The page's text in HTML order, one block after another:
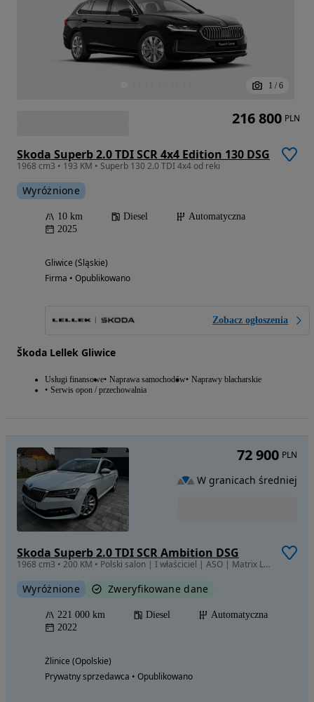
1 / 6
Skoda Superb 2.0 TDI SCR 4x4 Edition 130 DSG
1968 cm3 • 193 KM • Superb 130 2.0 TDI 4x4 od reki
Wyróżnione
10 km Diesel
Automatyczna
2025
Gliwice (Śląskie)
Firma • Opublikowano
Zobacz ogłoszenia
Škoda Lellek Gliwice
Usługi finansowe Naprawa samochodów Naprawy blacharskie
Serwis opon / przechowalnia
216 800 PLN
Skoda Superb 2.0 TDI SCR Ambition DSG
1968 cm3 • 200 KM • Polski salon | I właściciel | ASO | Matrix LED | Virtual Cockpit
Wyróżnione Zweryfikowane dane
221 000 km Diesel
Automatyczna
2022
Źlinice (Opolskie)
Prywatny sprzedawca • Opublikowano
72 900 PLN
W granicach średniej